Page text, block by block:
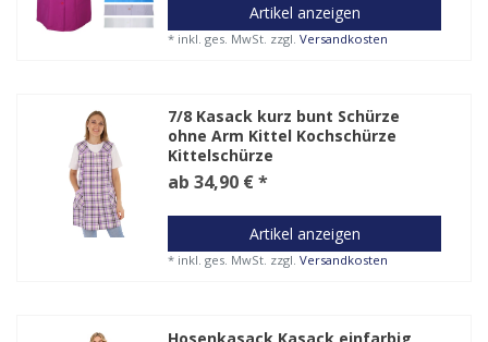
Artikel anzeigen
* inkl. ges. MwSt. zzgl.Versandkosten
7/8 Kasack kurz bunt Schürze
ohne Arm Kittel Kochschürze
Kittelschürze
ab 34,90 € *
Artikel anzeigen
* inkl. ges. MwSt. zzgl.Versandkosten
Hosenkasack Kasack einfarbig